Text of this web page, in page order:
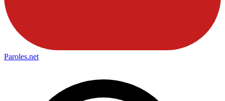
Paroles.net